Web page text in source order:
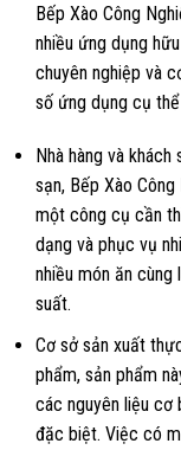
Bếp Xào Công
nhiều ứng dụng
chuyên nghiệp và
số ứng dụng cụ
Nhà hàng và
sạn, Bếp Xào
một công cụ cần
dạng và phục vụ
nhiều món ăn
suất.
Cơ sở sản xuất
phẩm, sản phẩm
các nguyên liệu
đặc biệt. Việc có